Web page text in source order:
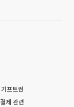
기프트권
결제 관련